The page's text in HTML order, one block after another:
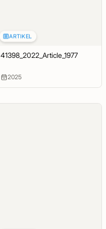
ARTIKEL
41398_2022_Article_1977
2025